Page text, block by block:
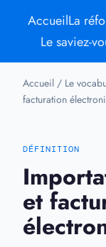
AccueilLa
Le saviez-
Accueil / Le
facturation
DÉFINITION
et